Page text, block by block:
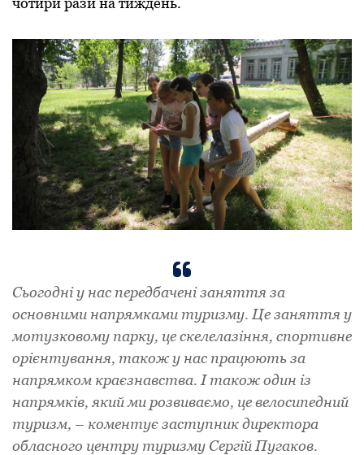
Сьогодні у нас передбачені заняття за
основними напрямками туризму. Це заняття у
мотузковому парку, це скелелазіння, спортивне
орієнтування, також у нас працюють за
напрямком краєзнавства. І також один із
напрямків, який ми розвиваємо, це велосипедний
туризм, – коментує заступник директора
обласного центру туризму Сергій Пугаков.